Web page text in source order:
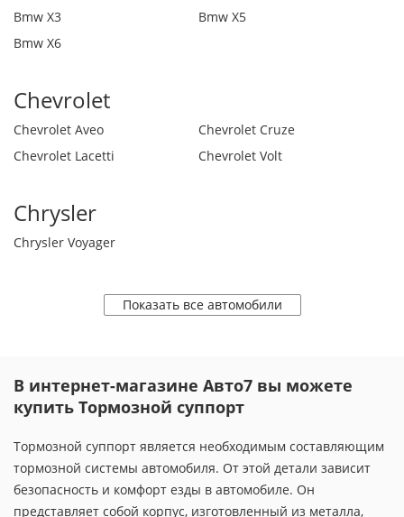
Bmw X3
Bmw X5
Bmw X6
Chevrolet
Chevrolet Aveo
Chevrolet Cruze
Chevrolet Lacetti
Chevrolet Volt
Chrysler
Chrysler Voyager
Показать все автомобили
В интернет-магазине Авто7 вы можете
купить Тормозной суппорт
Тормозной суппорт является необходимым составляющим
тормозной системы автомобиля. От этой детали зависит
безопасность и комфорт езды в автомобиле. Он
представляет собой корпус, изготовленный из металла,